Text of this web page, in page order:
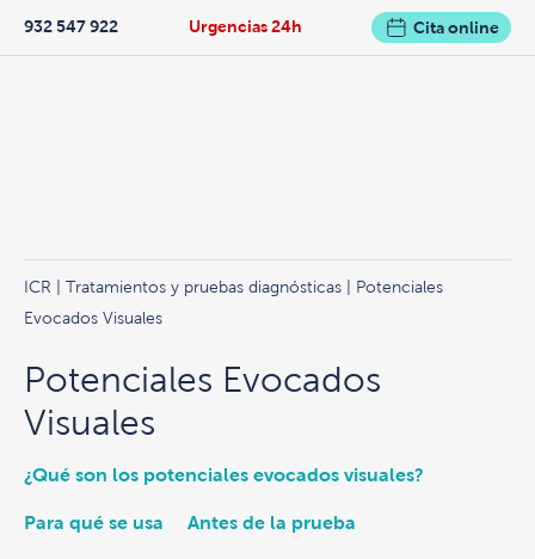
Urgencias 24h
932 547 922 Cita online
ICR Tratamientos y pruebas diagnósticas | Potenciales
Evocados Visuales
Potenciales Evocados
Visuales
¿Qué son los potenciales evocados visuales?
Para qué se usa Antes de la prueba